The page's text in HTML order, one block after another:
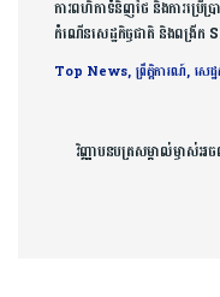
ការពហិកាទំនិញថៃ និងការប្រ
កំណើនសេដ្ឋកិច្ចជាតិ និងពង្រីក
Top News, ព្រឹត្តិការណ៍, សេដ្ឋ
វិញ្ញាបនបត្រសម្គាល់ម្ចាស់